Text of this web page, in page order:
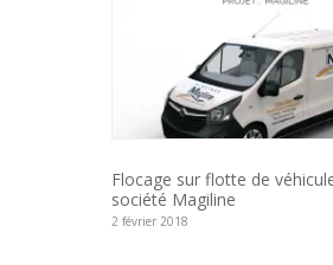
Flocage sur flotte de
société Magiline
2 février 2018